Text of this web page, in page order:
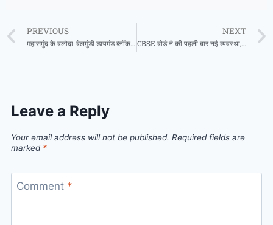
PREVIOUS
महासमुंद के बलौदा-बेलमुंडी डायमंड ब्लॉक में हीरों की प्राप्ति से छत्तीसगढ़ के विकास को मिलेगा नया आयाम
NEXT
CBSE बोर्ड ने की पहली बार नई व्यवस्था, रिजल्ट से असंतुष्ट छात्र क्षेत्रीय कार्यालय में जंचवा सकेंगे उत्तरपुस्तिका
Leave a Reply
Your email address will not be published. Required fields are
marked *
Comment *